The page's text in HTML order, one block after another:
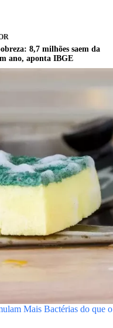
8,7 milhões saem da
ano, aponta IBGE
Mais Bactérias do que o